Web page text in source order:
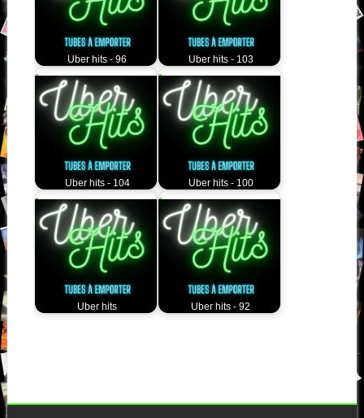
Uber hits - 96 Uber hits - 103
Uber hits - 104 Uber hits - 100
Uber hits Uber hits - 92